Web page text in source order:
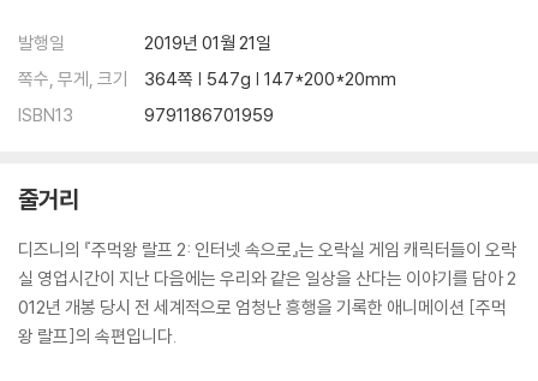
발행일
2019년 01월 21일
쪽수, 무게, 크기
364쪽 | 547g | 147*200*20mm
ISBN13
9791186701959
줄거리
디즈니의 『주먹왕 랄프 2: 인터넷 속으로』는 오락실 게임 캐릭터들이 오락
실 영업시간이 지난 다음에는 우리와 같은 일상을 산다는 이야기를 담아 2
012년 개봉 당시 전 세계적으로 엄청난 흥행을 기록한 애니메이션 [주먹
왕 랄프]의 속편입니다.